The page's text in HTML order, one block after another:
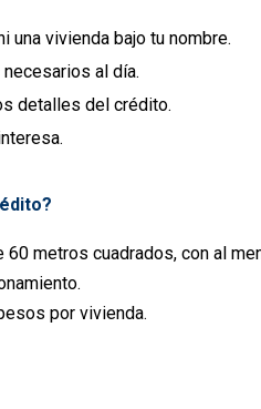
una vivienda bajo tu nombre.
al día.
detalles del crédito.
metros cuadrados, con al
por vivienda.